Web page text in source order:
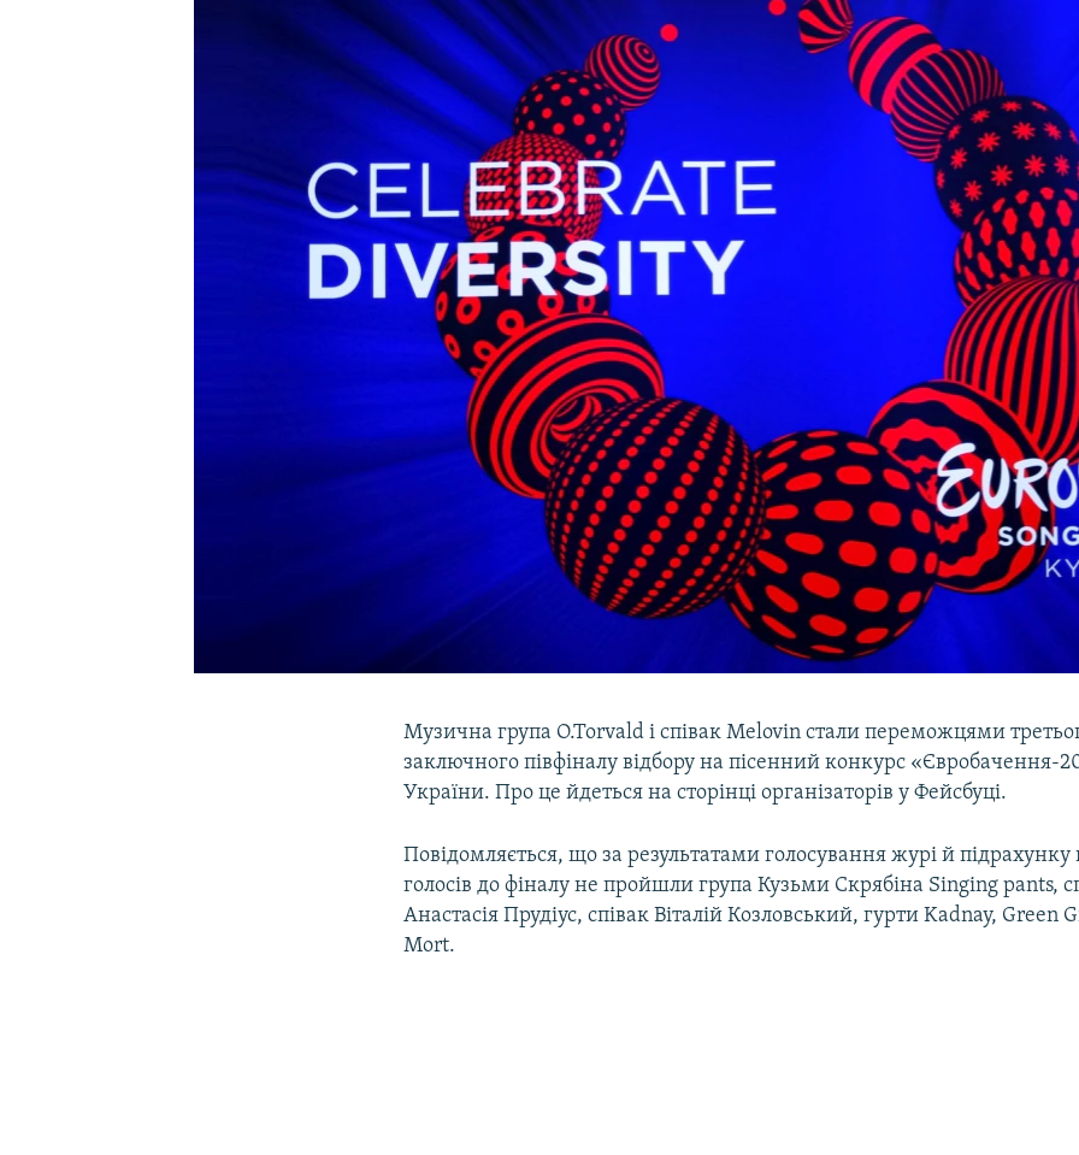
Музична група O.Torvald і співак Melovin стали переможцями
заключного півфіналу відбору на пісенний конкурс «Євробачення-
України. Про це йдеться на сторінці організаторів у Фейсбуці.
Повідомляється, що за результатами голосування журі й підрахунку
голосів до фіналу не пройшли група Кузьми Скрябіна Singing pants,
Анастасія Прудіус, співак Віталій Козловський, гурти Kаdnay, Green
Mort.